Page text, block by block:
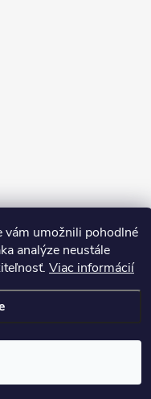
vám umožnili pohodlné
analýze neustále
Viac informácií
práva vyhradené.